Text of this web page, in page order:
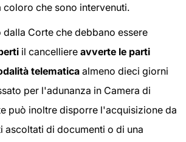
coloro che sono intervenuti.
dalla Corte che debbano essere
il cancelliere avverte le parti
telematica almeno dieci giorni
per l'adunanza in Camera di
può inoltre disporre l'acquisizione da
ascoltati di documenti o di una